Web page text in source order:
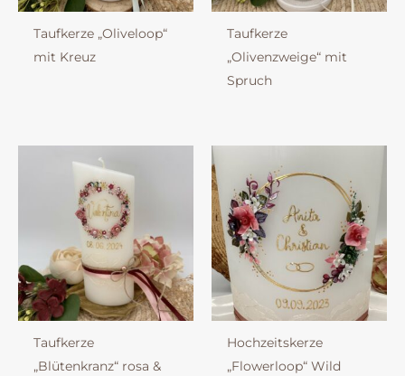
Taufkerze „Oliveloop“
mit Kreuz
Taufkerze
„Olivenzweige“ mit
Spruch
Taufkerze
„Blütenkranz“ rosa &
Hochzeitskerze
„Flowerloop“ Wild